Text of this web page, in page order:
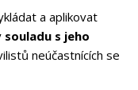
a aplikovat
souladu s jeho
neúčastnících se